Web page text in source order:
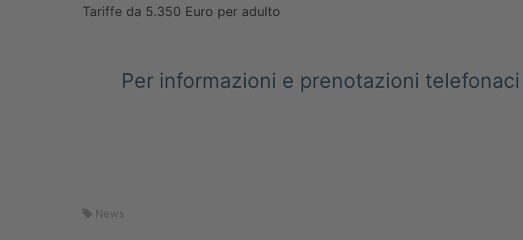
Tariffe da 5.350 Euro per adulto
Per informazioni e prenotazioni
News